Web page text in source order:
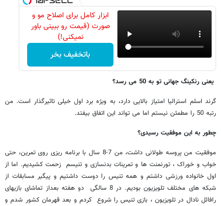
ابزار کامل برای اصلاح مو و
صورت (قیمت رو ببینی باور
نمیکنی!)
باتخفیف بخر
یعنی رنکینگ جهانی تو به 50 می رسد؟
گرند اسلم استرالیا امتیاز بالایی دارد، به ویژه برد اول خیلی تاثیرگذار است. من
رتبه 50 را مطمئن نیستم اما می تواند این اتفاق بیفتد.
چطور به این موفقیت رسیدی؟
موفقیت من پروسه طولانی داشت، من 7-8 سال با برنامه ریزی روی تمرین، حتی
خواب و خوراک ، تورنمنت ها و تمرینات بدنسازی و تنیسم زحمت کشیدیم. اما از
اول خانواده ورزشی داشتم و همه تنیس را دوست داشتیم و پیگیر مسابقات از
شبکه های مختلف تلویزیون بودیم. در 8 سالگی دو هفته بعداز تماشای بازیهای
رافائل نادال در تلویزیون ، بازی تنیس را شروع کردم و بعد قهرمان کشور شدم و